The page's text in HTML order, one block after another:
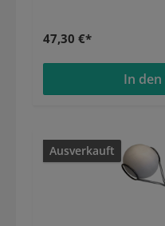
47,30 €*
In
Ausverkauft